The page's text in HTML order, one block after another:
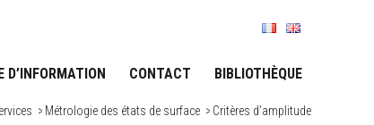
D’INFORMATION CONTACT BIBLIOTHÈQUE
/ Métrologie des états de surface / Critères d’amplitude